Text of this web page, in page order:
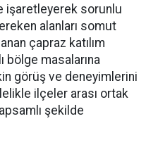
işaretleyerek sorunlu
alanları somut
çapraz katılım
bölge masalarına
görüş ve deneyimlerini
ilçeler arası ortak
şekilde